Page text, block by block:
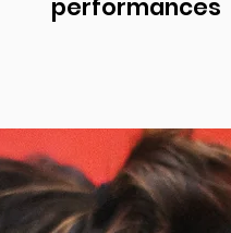
performances